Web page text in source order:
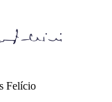
Felício